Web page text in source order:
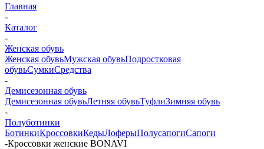
Главная
-
Каталог
-
Женская обувь
Женская обувьМужская обувьПодростковая
обувьСумкиСредства
-
Демисезонная обувь
Демисезонная обувьЛетняя обувьТуфлиЗимняя обувь
-
Полуботинки
БотинкиКроссовкиКедыЛоферыПолусапогиСапоги
-Кроссовки женские BONAVI